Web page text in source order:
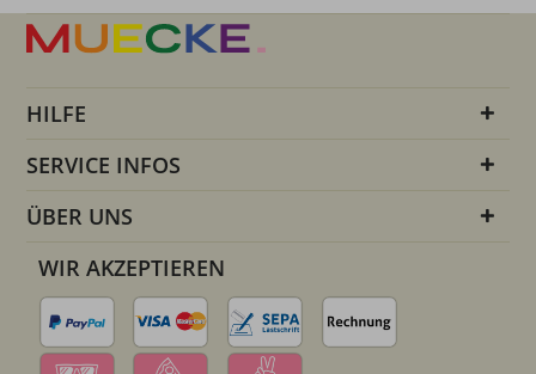
HILFE
SERVICE INFOS
ÜBER UNS
WIR AKZEPTIEREN